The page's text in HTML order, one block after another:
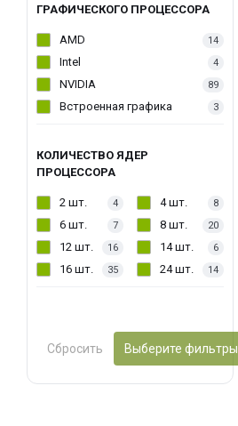
ГРАФИЧЕСКОГО ПРОЦЕССОРА
AMD 14
Intel 4
NVIDIA 89
Встроенная графика 3
КОЛИЧЕСТВО ЯДЕР
ПРОЦЕССОРА
2 шт. 4 4 шт. 8
6 шт. 7 8 шт. 20
12 шт. 16 14 шт. 6
16 шт. 35 24 шт. 14
Сбросить Выберите фильтры